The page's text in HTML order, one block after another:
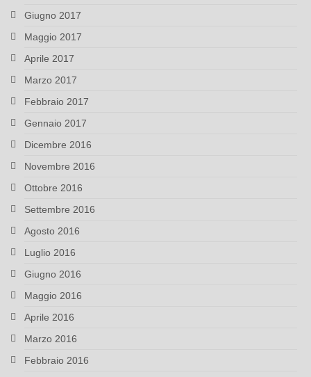
Giugno 2017
Maggio 2017
Aprile 2017
Marzo 2017
Febbraio 2017
Gennaio 2017
Dicembre 2016
Novembre 2016
Ottobre 2016
Settembre 2016
Agosto 2016
Luglio 2016
Giugno 2016
Maggio 2016
Aprile 2016
Marzo 2016
Febbraio 2016